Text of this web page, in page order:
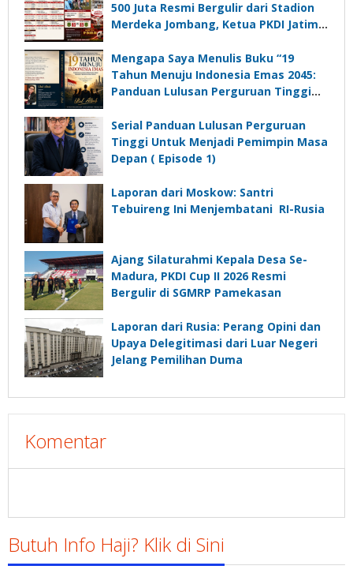
500 Juta Resmi Bergulir dari Stadion
Merdeka Jombang, Ketua PKDI Jatim:
Komunikasi Kades untuk Memajukan
Desa
Mengapa Saya Menulis Buku “19
Tahun Menuju Indonesia Emas 2045:
Panduan Lulusan Perguruan Tinggi
Depan”?
Serial Panduan Lulusan Perguruan
Tinggi Untuk Menjadi Pemimpin Masa
Depan ( Episode 1)
Laporan dari Moskow: Santri
Tebuireng Ini Menjembatani RI-Rusia
Ajang Silaturahmi Kepala Desa Se-
Madura, PKDI Cup II 2026 Resmi
Bergulir di SGMRP Pamekasan
Laporan dari Rusia: Perang Opini dan
Upaya Delegitimasi dari Luar Negeri
Jelang Pemilihan Duma
Komentar
Butuh Info Haji? Klik di Sini